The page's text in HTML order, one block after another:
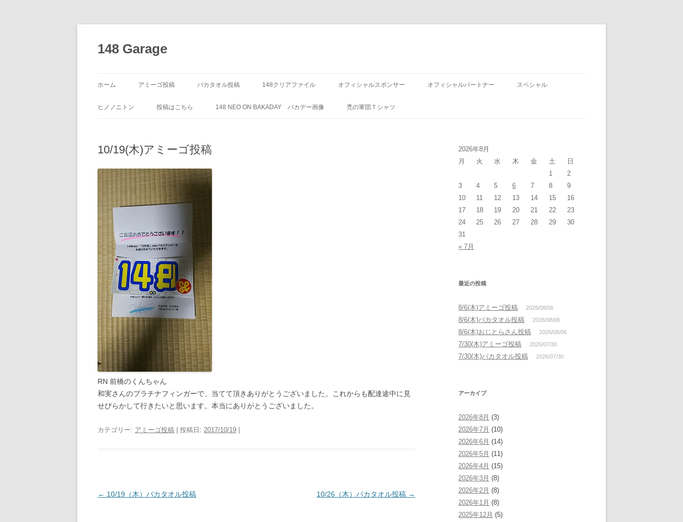
ン
ツ
ッ
148 Garage
ホーム アミーゴ投稿 バカタオル投稿 148クリアファイル オフィシャルスポンサー オフィシャルパートナー スペシャル
ヒノノニトン 投稿はこちら 148 NEO ON BAKADAY バカデー画像 禿の軍団Ｔシャツ
10/19(木)アミーゴ投稿
RN 前橋のくんちゃん
和実さんのプラチナフィンガーで、当てて頂きありがとうございました。これからも配達途中に見
せびらかして行きたいと思います。本当にありがとうございました。
カテゴリー: アミーゴ投稿 | 投稿日: 2017/10/19
投
← 10/19（木）バカタオル投稿 10/26（木）バカタオル投稿 →
2026年8月
月
火 水 木 金 土
日
1
2
3
4 5 6 7 8
9
10
11 12 13 14 15
16
17
18 19 20 21 22
23
24
25 26 27 28 29
30
31
« 7月
最近の投稿
8/6(木)アミーゴ投稿 2026/08/06
8/6(木)バカタオル投稿 2026/08/06
8/6(木)おじとらさん投稿 2026/08/06
7/30(木)アミーゴ投稿 2026/07/30
7/30(木)バカタオル投稿 2026/07/30
アーカイブ
2026年8月 (3)
2026年7月 (10)
2026年6月 (14)
2026年5月 (11)
2026年4月 (15)
2026年3月 (8)
2026年2月 (8)
2026年1月 (8)
2025年12月 (5)